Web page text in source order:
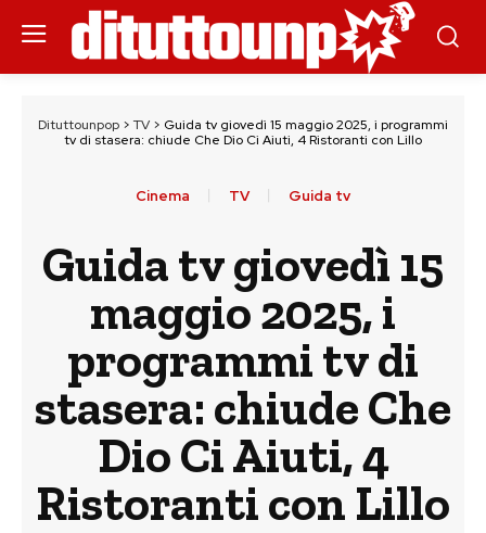
Dituttounpop > TV > Guida tv giovedì 15 maggio 2025, i programmi
tv di stasera: chiude Che Dio Ci Aiuti, 4 Ristoranti con Lillo
Cinema TV Guida tv
Guida tv giovedì 15
maggio 2025, i
programmi tv di
stasera: chiude Che
Dio Ci Aiuti, 4
Ristoranti con Lillo